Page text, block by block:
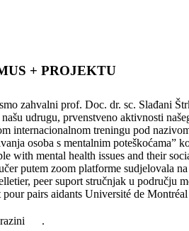
+ PROJEKTU
zahvalni prof. Doc. dr. sc. Slađani
našu udrugu, prvenstveno aktivnosti
treningu pod
osoba s mentalnim poteškoćama”
with mental health issues and their
putem zoom platforme sudjelovala
peer suport stručnjak u području
pairs aidants Université de
.